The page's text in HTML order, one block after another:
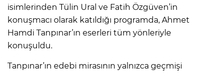
isimlerinden Tülin Ural ve Fatih Özgüven’in
konuşmacı olarak katıldığı programda, Ahmet
Hamdi Tanpınar’ın eserleri tüm yönleriyle
konuşuldu.
Tanpınar’ın edebi mirasının yalnızca geçmişi